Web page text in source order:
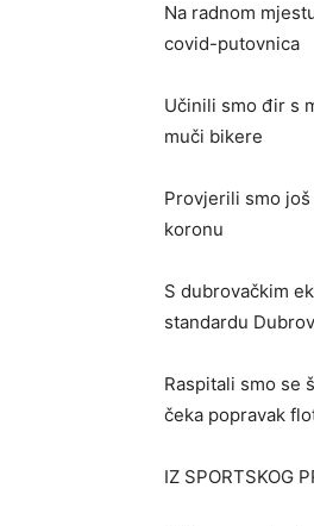
Na radnom
covid-putovnica
Učinili smo đir s
muči bikere
Provjerili smo
koronu
S dubrovačkim
standardu
Raspitali smo se
čeka popravak
IZ SPORTSKOG